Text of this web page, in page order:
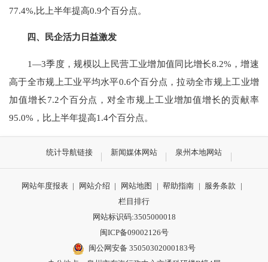
77.4%,比上半年提高0.9个百分点。
四、民企活力日益激发
1—3季度，规模以上民营工业增加值同比增长8.2%，增速
高于全市规上工业平均水平0.6个百分点，拉动全市规上工业增
加值增长7.2个百分点，对全市规上工业增加值增长的贡献率
95.0%， 比上半年提高1.4个百分点。
统计导航链接 新闻媒体网站 泉州本地网站
网站年度报表 | 网站介绍 | 网站地图 | 帮助指南 | 服务条款
|
栏目排行
网站标识码:3505000018
闽ICP备09002126号
闽公网安备 35050302000183号